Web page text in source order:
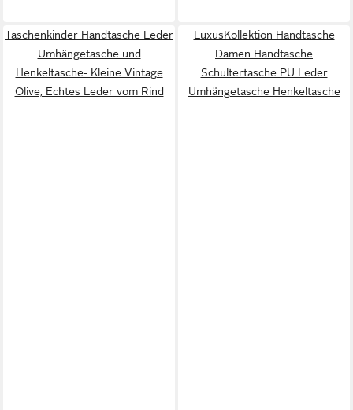
Taschenkinder Handtasche Leder
Umhängetasche und
Henkeltasche- Kleine Vintage
Olive, Echtes Leder vom Rind
LuxusKollektion Handtasche
Damen Handtasche
Schultertasche PU Leder
Umhängetasche Henkeltasche